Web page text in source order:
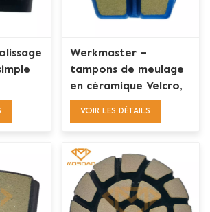
Werkmaster –
tampons de meulage
en céramique Velcro,
rondelles de polissage
VOIR LES DÉTAILS